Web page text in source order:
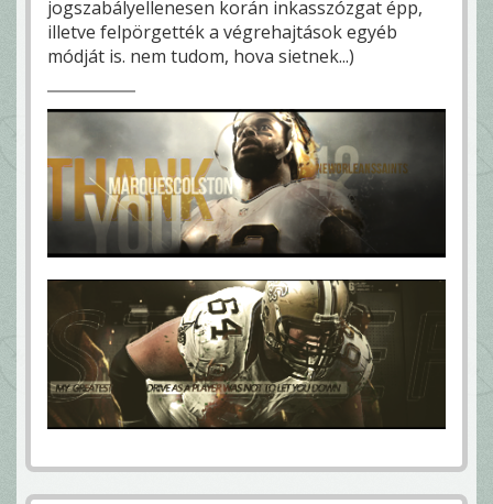
jogszabályellenesen korán inkasszózgat épp,
illetve felpörgették a végrehajtások egyéb
módját is. nem tudom, hova sietnek...)